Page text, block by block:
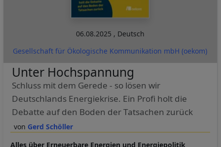
06.08.2025 , Deutsch
Gesellschaft für Ökologische Kommunikation mbH (oekom)
Gerd Schöller
Unter Hochspannung
Schluss mit dem Gerede - so lösen wir
Deutschlands Energiekrise. Ein Profi holt die
Debatte auf den Boden der Tatsachen zurück
Alles über Erneuerbare Energien und Energiepolitik